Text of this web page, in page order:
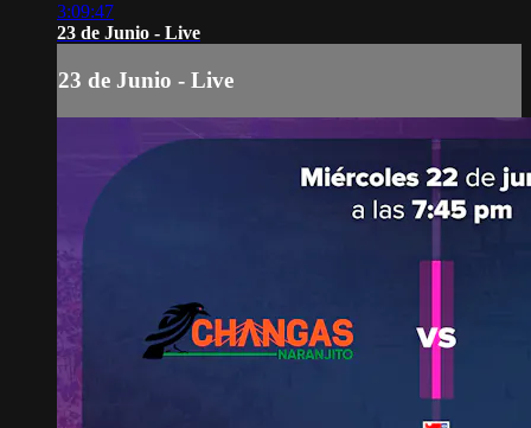
3:09:47
23 de Junio - Live
23 de Junio - Live